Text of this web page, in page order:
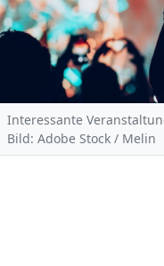
Interessante
Bild: Adobe Stock / Melin